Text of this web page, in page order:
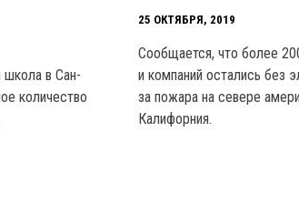
школа в Сан-
количество
25 ОКТЯБРЯ, 2019
Сообщается, что более
и компаний остались без
за пожара на севере
Калифорния.